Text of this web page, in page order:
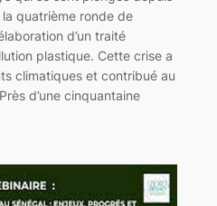
quatrième ronde de
d’un traité
plastique. Cette crise a
climatiques et contribué au
d’une cinquantaine